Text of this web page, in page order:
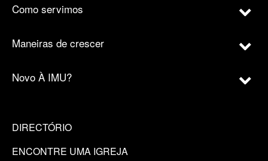
Como servimos
Maneiras de crescer
Novo À IMU?
DIRECTÓRIO
ENCONTRE UMA IGREJA